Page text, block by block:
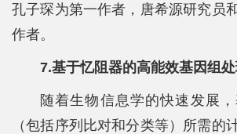
孔子琛为第一作者，唐希源研究员
作者。
7.基于忆阻器的高能效基因组
随着生物信息学的快速发展
（包括序列比对和分类等）所需的